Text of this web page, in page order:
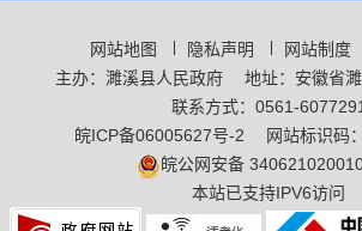
网站地图 隐私声明 网站制度
主办：濉溪县人民政府
地址：安徽省
联系方式：0561-
皖ICP备06005627号-2
网站标识码
皖公网安备
本站已支持IPV6访问